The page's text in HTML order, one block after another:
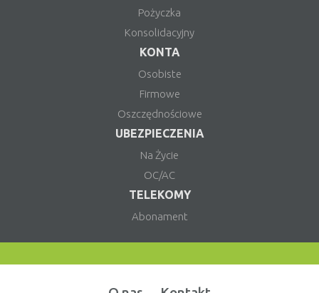
Pożyczka
Konsolidacyjny
KONTA
Osobiste
Firmowe
Oszczędnościowe
UBEZPIECZENIA
Na Życie
OC/AC
TELEKOMY
Abonament